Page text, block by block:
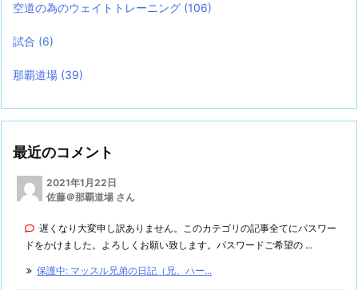
空道の為のウェイトトレーニング (106)
試合 (6)
那覇道場 (39)
最近のコメント
2021年1月22日
佐藤＠那覇道場 さん
遅くなり大変申し訳ありません。このカテゴリの記事全てにパスワー
ドをかけました。よろしくお願い致します。パスワードご希望の ...
保護中: マッスル兄弟の日記（兄、ハー...